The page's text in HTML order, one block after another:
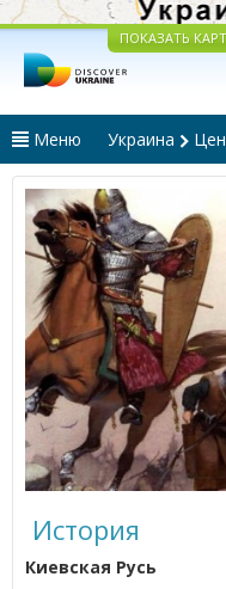
ПОКАЗАТЬ
Меню Украина
История
Киевская Русь